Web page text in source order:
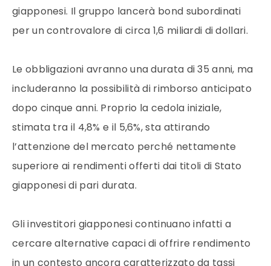
giapponesi. Il gruppo lancerà bond subordinati
per un controvalore di circa 1,6 miliardi di dollari.
Le obbligazioni avranno una durata di 35 anni, ma
includeranno la possibilità di rimborso anticipato
dopo cinque anni. Proprio la cedola iniziale,
stimata tra il 4,8% e il 5,6%, sta attirando
l’attenzione del mercato perché nettamente
superiore ai rendimenti offerti dai titoli di Stato
giapponesi di pari durata.
Gli investitori giapponesi continuano infatti a
cercare alternative capaci di offrire rendimento
in un contesto ancora caratterizzato da tassi